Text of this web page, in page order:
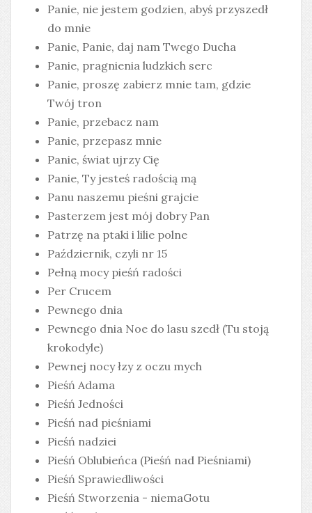
Panie, nie jestem godzien, abyś przyszedł
do mnie
Panie, Panie, daj nam Twego Ducha
Panie, pragnienia ludzkich serc
Panie, proszę zabierz mnie tam, gdzie
Twój tron
Panie, przebacz nam
Panie, przepasz mnie
Panie, świat ujrzy Cię
Panie, Ty jesteś radością mą
Panu naszemu pieśni grajcie
Pasterzem jest mój dobry Pan
Patrzę na ptaki i lilie polne
Październik, czyli nr 15
Pełną mocy pieśń radości
Per Crucem
Pewnego dnia
Pewnego dnia Noe do lasu szedł (Tu stoją
krokodyle)
Pewnej nocy łzy z oczu mych
Pieśń Adama
Pieśń Jedności
Pieśń nad pieśniami
Pieśń nadziei
Pieśń Oblubieńca (Pieśń nad Pieśniami)
Pieśń Sprawiedliwości
Pieśń Stworzenia - niemaGotu